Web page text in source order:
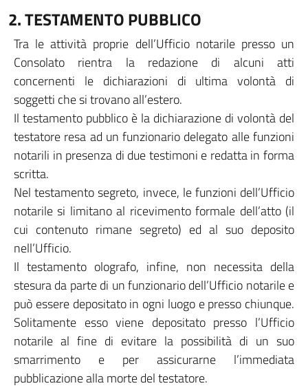
2. TESTAMENTO PUBBLICO
Tra le attività proprie dell’Ufficio notarile presso un
Consolato rientra la redazione di alcuni atti
concernenti le dichiarazioni di ultima volontà di
soggetti che si trovano all’estero.
Il testamento pubblico è la dichiarazione di volontà del
testatore resa ad un funzionario delegato alle funzioni
notarili in presenza di due testimoni e redatta in forma
scritta.
Nel testamento segreto, invece, le funzioni dell’Ufficio
notarile si limitano al ricevimento formale dell’atto (il
cui contenuto rimane segreto) ed al suo deposito
nell’Ufficio.
Il testamento olografo, infine, non necessita della
stesura da parte di un funzionario dell’Ufficio notarile e
può essere depositato in ogni luogo e presso chiunque.
Solitamente esso viene depositato presso l’Ufficio
notarile al fine di evitare la possibilità di un suo
smarrimento e per assicurarne l’immediata
pubblicazione alla morte del testatore.